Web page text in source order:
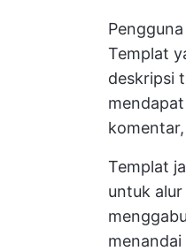
Templat
deskripsi
Templat
untuk